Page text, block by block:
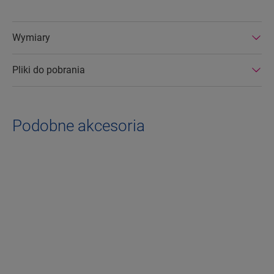
Wymiary
Pliki do pobrania
Podobne akcesoria